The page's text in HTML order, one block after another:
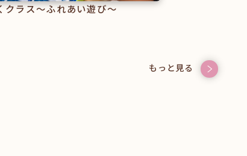
クラス～ふれあい遊び～
もっと見る